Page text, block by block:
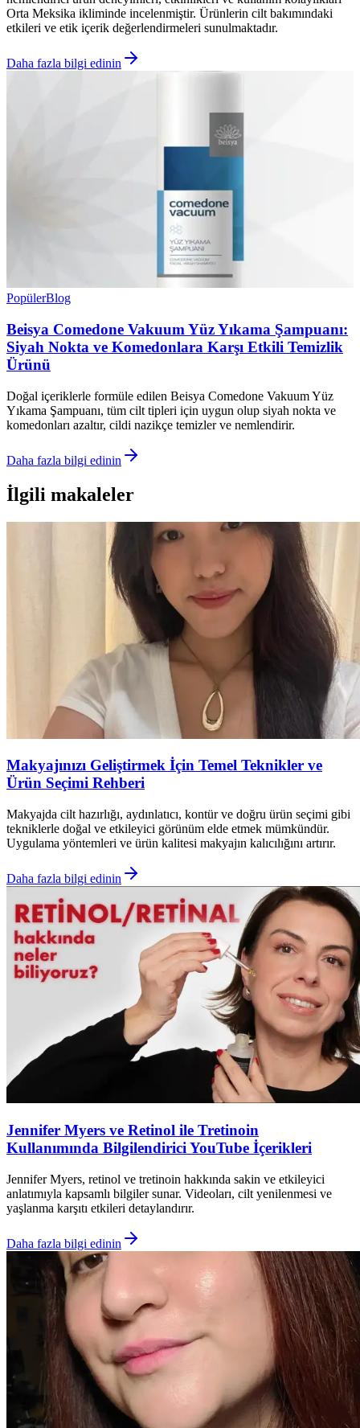
Orta Meksika ikliminde incelenmiştir. Ürünlerin cilt bakımındaki
etkileri ve etik içerik değerlendirmeleri sunulmaktadır.
Daha fazla bilgi edinin
PopülerBlog
Beisya Comedone Vakuum Yüz Yıkama Şampuanı:
Siyah Nokta ve Komedonlara Karşı Etkili Temizlik
Ürünü
Doğal içeriklerle formüle edilen Beisya Comedone Vakuum Yüz
Yıkama Şampuanı, tüm cilt tipleri için uygun olup siyah nokta ve
komedonları azaltır, cildi nazikçe temizler ve nemlendirir.
Daha fazla bilgi edinin
İlgili makaleler
Makyajınızı Geliştirmek İçin Temel Teknikler ve
Ürün Seçimi Rehberi
Makyajda cilt hazırlığı, aydınlatıcı, kontür ve doğru ürün seçimi gibi
tekniklerle doğal ve etkileyici görünüm elde etmek mümkündür.
Uygulama yöntemleri ve ürün kalitesi makyajın kalıcılığını artırır.
Daha fazla bilgi edinin
Jennifer Myers ve Retinol ile Tretinoin
Kullanımında Bilgilendirici YouTube İçerikleri
Jennifer Myers, retinol ve tretinoin hakkında sakin ve etkileyici
anlatımıyla kapsamlı bilgiler sunar. Videoları, cilt yenilenmesi ve
yaşlanma karşıtı etkileri detaylandırır.
Daha fazla bilgi edinin